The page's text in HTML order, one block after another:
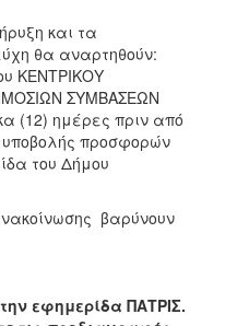
και τα
θα αναρτηθούν:
ΚΕΝΤΡΙΚΟΥ
ΣΥΜΒΑΣΕΩΝ
(12) ημέρες πριν από
υποβολής προσφορών
του Δήμου
βαρύνουν
εφημερίδα ΠΑΤΡΙΣ.